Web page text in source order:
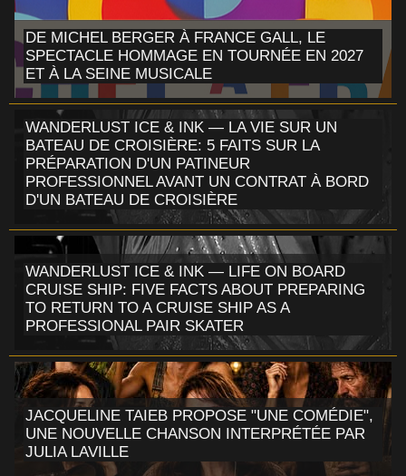
DE MICHEL BERGER À FRANCE GALL, LE
SPECTACLE HOMMAGE EN TOURNÉE EN 2027
ET À LA SEINE MUSICALE
WANDERLUST ICE & INK — LA VIE SUR UN
BATEAU DE CROISIÈRE: 5 FAITS SUR LA
PRÉPARATION D'UN PATINEUR
PROFESSIONNEL AVANT UN CONTRAT À BORD
D'UN BATEAU DE CROISIÈRE
WANDERLUST ICE & INK — LIFE ON BOARD
CRUISE SHIP: FIVE FACTS ABOUT PREPARING
TO RETURN TO A CRUISE SHIP AS A
PROFESSIONAL PAIR SKATER
JACQUELINE TAIEB PROPOSE "UNE COMÉDIE",
UNE NOUVELLE CHANSON INTERPRÉTÉE PAR
JULIA LAVILLE